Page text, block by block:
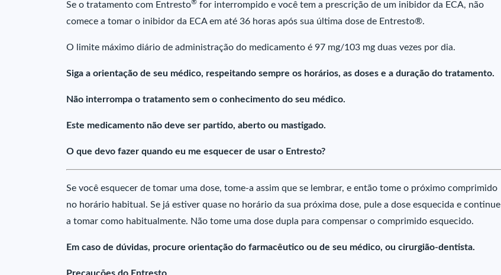
Se o tratamento com Entresto® for interrompido e você tem a prescrição de um inibidor da ECA, não
comece a tomar o inibidor da ECA em até 36 horas após sua última dose de Entresto®.
O limite máximo diário de administração do medicamento é 97 mg/103 mg duas vezes por dia.
Siga a orientação de seu médico, respeitando sempre os horários, as doses e a duração do tratamento.
Não interrompa o tratamento sem o conhecimento do seu médico.
Este medicamento não deve ser partido, aberto ou mastigado.
O que devo fazer quando eu me esquecer de usar o Entresto?
Se você esquecer de tomar uma dose, tome-a assim que se lembrar, e então tome o próximo comprimido
no horário habitual. Se já estiver quase no horário da sua próxima dose, pule a dose esquecida e continue
a tomar como habitualmente. Não tome uma dose dupla para compensar o comprimido esquecido.
Em caso de dúvidas, procure orientação do farmacêutico ou de seu médico, ou cirurgião-dentista.